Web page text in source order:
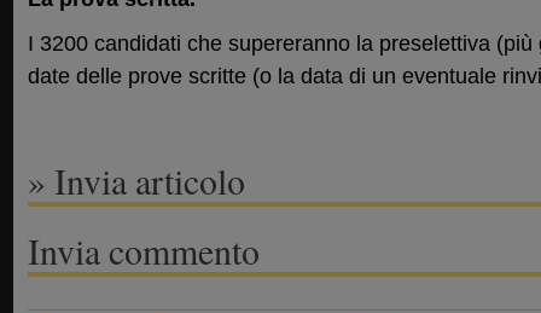
I 3200 candidati che supereranno la preselettiva
date delle prove scritte (o la data di un eventuale
» Invia articolo
Invia commento